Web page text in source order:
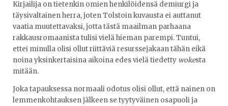
Kirjailija on tietenkin omien henkilöidensä demiurgi ja
täysivaltainen herra, joten Tolstoin kuvausta ei auttanut
vaatia muutettavaksi, jotta tästä maailman parhaana
rakkausromaanista tulisi vielä hieman parempi. Tuntui,
ettei minulla olisi ollut riittäviä resurssejakaan tähän eikä
noina yksinkertaisina aikoina edes vielä tiedetty wokesta
mitään.
Joka tapauksessa normaali odotus olisi ollut, että nainen on
lemmenkohtauksen jälkeen se tyytyväinen osapuoli ja